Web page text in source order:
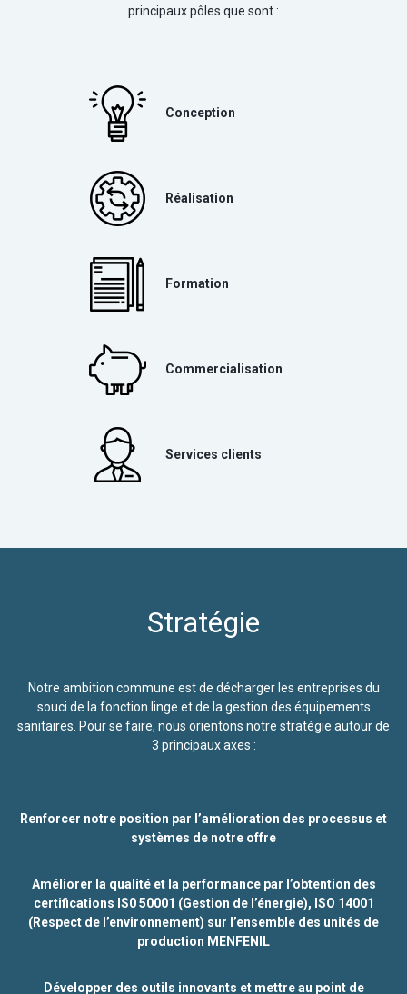
principaux pôles que sont :
Conception
Réalisation
Formation
Commercialisation
Services clients
Stratégie
Notre ambition commune est de décharger les entreprises du
souci de la fonction linge et de la gestion des équipements
sanitaires. Pour se faire, nous orientons notre stratégie autour de
3 principaux axes :
Renforcer notre position par l’amélioration des processus et
systèmes de notre offre
Améliorer la qualité et la performance par l’obtention des
certifications IS0 50001 (Gestion de l’énergie), ISO 14001
(Respect de l’environnement) sur l’ensemble des unités de
production MENFENIL
Développer des outils innovants et mettre au point de